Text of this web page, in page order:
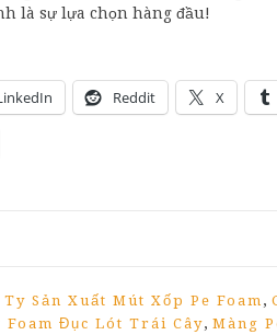
là sự lựa chọn hàng đầu!
Reddit X
Ty Sản Xuất Mút Xốp Pe Foam ,
Foam Đục Lót Trái Cây, Màng